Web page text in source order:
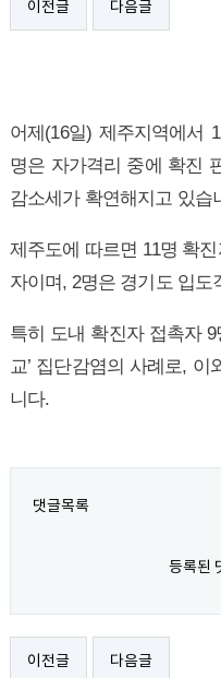
이전글 다음글
어제(16일) 제주지역에서
명은 자가격리 중에 확진
감소세가 확연해지고 있습
제주도에 따르면 11명 확
자이며, 2명은 경기도 입도
특히 도내 확진자 접촉자
교’ 집단감염의 사례로,
니다.
댓글목록
등록된
이전글 다음글